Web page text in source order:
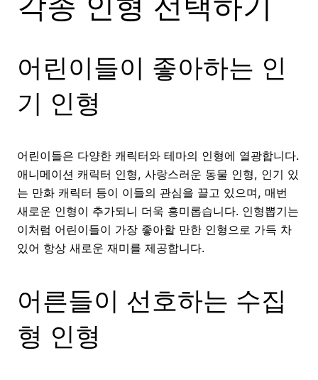
어린이들이 좋아하는 인
기 인형
어린이들은 다양한 캐릭터와 테마의 인형에 열광합니다.
애니메이션 캐릭터 인형, 사랑스러운 동물 인형, 인기 있
는 만화 캐릭터 등이 이들의 관심을 끌고 있으며, 매번
새로운 인형이 추가되니 더욱 흥미롭습니다. 인형뽑기는
이처럼 어린이들이 가장 좋아할 만한 인형으로 가득 차
있어 항상 새로운 재미를 제공합니다.
어른들이 선호하는 수집
형 인형